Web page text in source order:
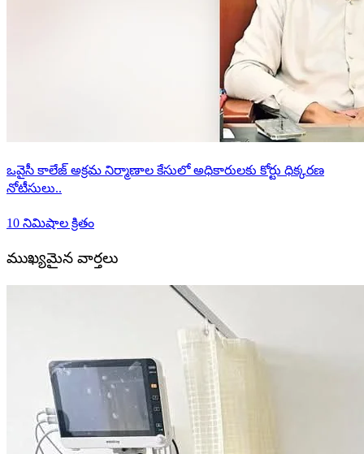
ఒవైసీ కాలేజ్ అక్రమ నిర్మాణాల కేసులో అధికారులకు కోర్టు ధిక్కరణ
నోటీసులు..
10 నిమిషాల క్రితం
ముఖ్యమైన వార్తలు